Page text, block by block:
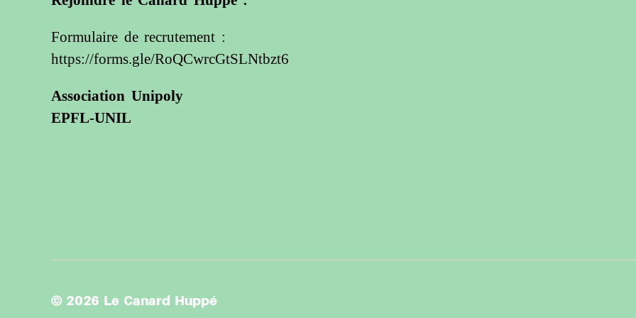
Formulaire de recrutement :
https://forms.gle/RoQCwrcGtSLNtbzt6
Association Unipoly
EPFL-UNIL
© 2026 Le Canard Huppé